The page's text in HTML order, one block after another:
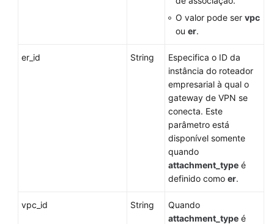
O valor pode ser vpc
ou er.
er_id String
Especifica o ID da
instância do roteador
empresarial à qual o
gateway de VPN se
conecta. Este
parâmetro está
disponível somente
quando
attachment_type é
definido como er.
vpc_id String
Quando
attachment_type é